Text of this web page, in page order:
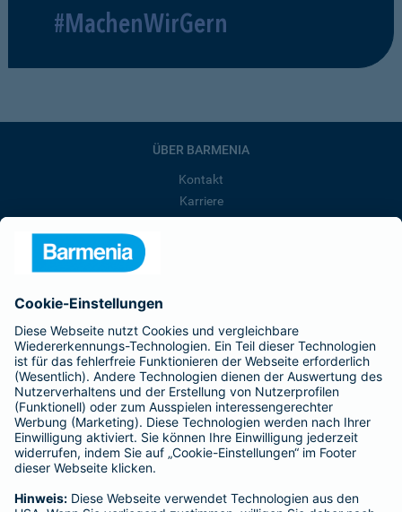
#MachenWirGern
ÜBER BARMENIA
Kontakt
Karriere
Barmenia ist Teil der BarmeniaGothaer
BELIEBTE SEITEN
Kranken-Zusatzversicherung
Tierversicherungen
Haftpflichtversicherung
Hausratversicherung